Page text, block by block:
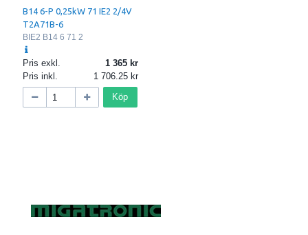
B14 6-P 0,25kW 71 IE2 2/4V
T2A71B-6
BIE2 B14 6 71 2
Pris exkl.
1 365
Pris inkl.
1 706.25
Köp